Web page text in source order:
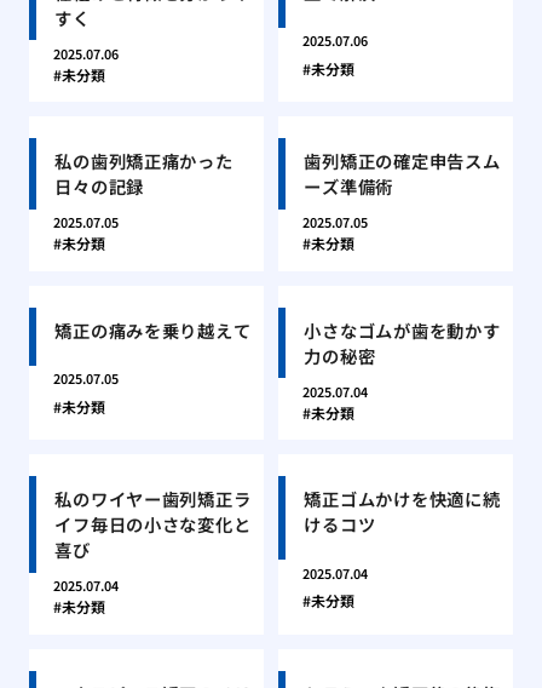
すく
2025.07.06
未分類
2025.07.06
未分類
私の歯列矯正痛かった
日々の記録
2025.07.05
未分類
歯列矯正の確定申告スム
ーズ準備術
2025.07.05
未分類
矯正の痛みを乗り越えて
2025.07.05
未分類
小さなゴムが歯を動かす
力の秘密
2025.07.04
未分類
私のワイヤー歯列矯正ラ
イフ毎日の小さな変化と
喜び
2025.07.04
未分類
矯正ゴムかけを快適に続
けるコツ
2025.07.04
未分類